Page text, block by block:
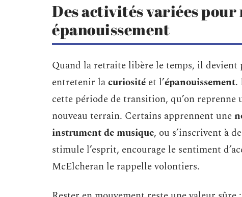
Des activités variées
épanouissement
Quand la retraite libère le temps, il
entretenir lacuriosité et l’épanouissement.
cette période de transition, qu’on reprenne
nouveau terrain. Certains apprennent une
instrument de musique, ou s’inscrivent à
stimule l’esprit, encourage le sentiment
McElcheran le rappelle volontiers.